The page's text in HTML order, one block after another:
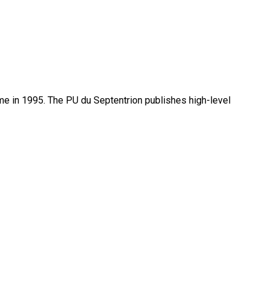
in 1995. The PU du Septentrion publishes high-level